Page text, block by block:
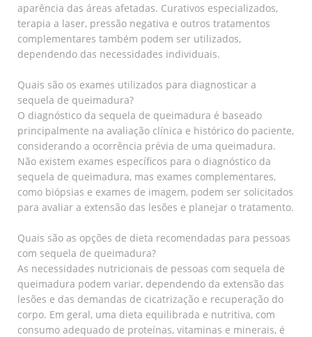
aparência das áreas afetadas. Curativos especializados,
terapia a laser, pressão negativa e outros tratamentos
complementares também podem ser utilizados,
dependendo das necessidades individuais.
Quais são os exames utilizados para diagnosticar a
sequela de queimadura?
O diagnóstico da sequela de queimadura é baseado
principalmente na avaliação clínica e histórico do paciente,
considerando a ocorrência prévia de uma queimadura.
Não existem exames específicos para o diagnóstico da
sequela de queimadura, mas exames complementares,
como biópsias e exames de imagem, podem ser solicitados
para avaliar a extensão das lesões e planejar o tratamento.
Quais são as opções de dieta recomendadas para pessoas
com sequela de queimadura?
As necessidades nutricionais de pessoas com sequela de
queimadura podem variar, dependendo da extensão das
lesões e das demandas de cicatrização e recuperação do
corpo. Em geral, uma dieta equilibrada e nutritiva, com
consumo adequado de proteínas, vitaminas e minerais, é